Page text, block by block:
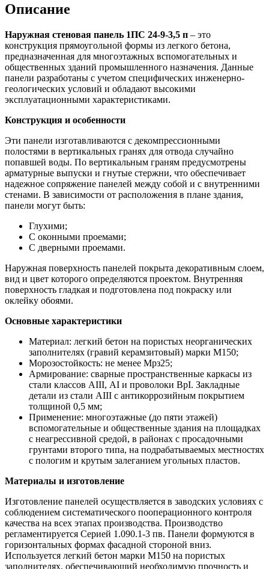
Описание
Наружная стеновая панель 1ПС 24-9-3,5 п – это
конструкция прямоугольной формы из легкого бетона,
предназначенная для многоэтажных вспомогательных и
общественных зданий промышленного назначения. Данные
панели разработаны с учетом специфических инженерно-
геологических условий и обладают высокими
эксплуатационными характеристиками.
Конструкция и особенности
Эти панели изготавливаются с декомпрессионными
полостями в вертикальных гранях для отвода случайно
попавшей воды. По вертикальным граням предусмотрены
арматурные выпуски и гнутые стержни, что обеспечивает
надежное сопряжение панелей между собой и с внутренними
стенами. В зависимости от расположения в плане здания,
панели могут быть:
Глухими;
С оконными проемами;
С дверными проемами.
Наружная поверхность панелей покрыта декоративным слоем,
вид и цвет которого определяются проектом. Внутренняя
поверхность гладкая и подготовлена под покраску или
оклейку обоями.
Основные характеристики
Материал: легкий бетон на пористых неорганических
заполнителях (гравий керамзитовый) марки М150;
Морозостойкость: не менее Мрз25;
Армирование: сварные пространственные каркасы из
стали классов АIII, АI и проволоки ВрI. Закладные
детали из стали АIII с антикоррозийным покрытием
толщиной 0,5 мм;
Применение: многоэтажные (до пяти этажей)
вспомогательные и общественные здания на площадках
с неагрессивной средой, в районах с просадочными
грунтами второго типа, на подрабатываемых местностях
с пологим и крутым залеганием угольных пластов.
Материалы и изготовление
Изготовление панелей осуществляется в заводских условиях с
соблюдением систематического пооперационного контроля
качества на всех этапах производства. Производство
регламентируется Серией 1.090.1-3 пв. Панели формуются в
горизонтальных формах фасадной стороной вниз.
Используется легкий бетон марки М150 на пористых
заполнителях, обеспечивающий необходимую прочность и